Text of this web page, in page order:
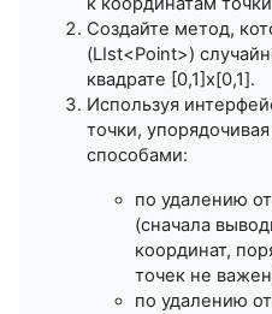
Создайте метод,
(LIst<Point>)
квадрате [0,1]x[0,1].
Используя
точки,
способами:
по удалению
(сначала
координат,
точек не
по удалению